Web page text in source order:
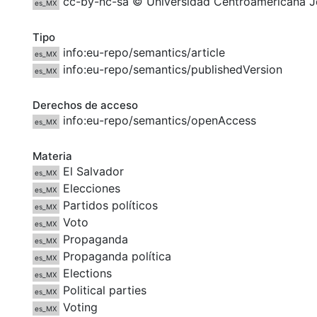
es_MX
Tipo
es_MX info:eu-repo/semantics/article
es_MX info:eu-repo/semantics/publishedVersion
Derechos de acceso
es_MX info:eu-repo/semantics/openAccess
Materia
es_MX El Salvador
es_MX Elecciones
es_MX Partidos políticos
es_MX Voto
es_MX Propaganda
es_MX Propaganda política
es_MX Elections
es_MX Political parties
es_MX
Voting